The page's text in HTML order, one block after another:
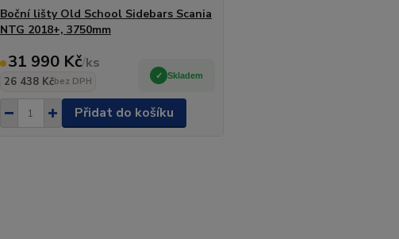
Boční lišty Old School Sidebars Scania
NTG 2018+, 3750mm
31 990 Kč/ks
26 438 Kčbez DPH
Skladem
Přidat do košíku